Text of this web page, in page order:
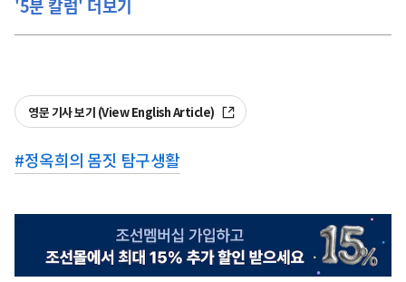
'5분 칼럼' 더보기
영문 기사 보기 (View English Article)
#정옥희의 몸짓 탐구생활